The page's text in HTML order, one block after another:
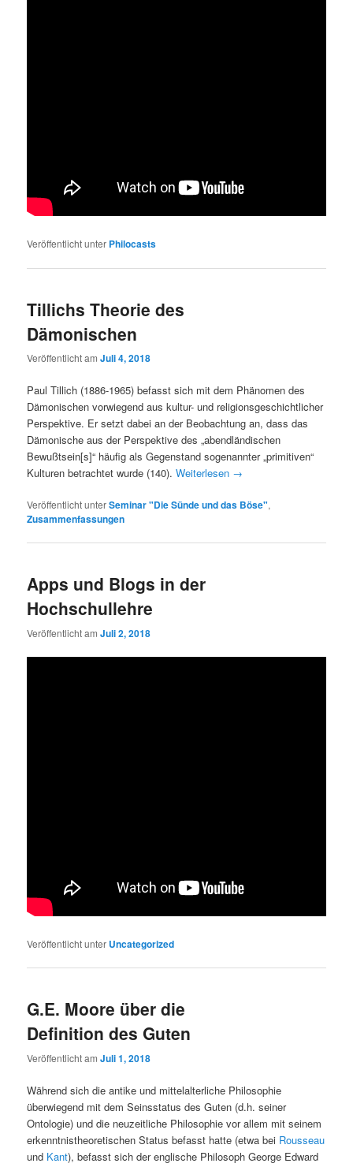
Veröffentlicht unter Philocasts
Tillichs Theorie des
Dämonischen
Veröffentlicht amJuli 4, 2018
Paul Tillich (1886-1965) befasst sich mit dem Phänomen des
Dämonischen vorwiegend aus kultur- und religionsgeschichtlicher
Perspektive. Er setzt dabei an der Beobachtung an, dass das
Dämonische aus der Perspektive des „abendländischen
Bewußtsein[s]“ häufig als Gegenstand sogenannter „primitiven“
Kulturen betrachtet wurde (140).Weiterlesen →
Veröffentlicht unterSeminar "Die Sünde und das Böse",
Zusammenfassungen
Apps und Blogs in der
Hochschullehre
Veröffentlicht amJuli 2, 2018
Veröffentlicht unter Uncategorized
G.E. Moore über die
Definition des Guten
Veröffentlicht amJuli 1, 2018
Während sich die antike und mittelalterliche Philosophie
überwiegend mit dem Seinsstatus des Guten (d.h. seiner
Ontologie) und die neuzeitliche Philosophie vor allem mit seinem
erkenntnistheoretischen Status befasst hatte (etwa bei Rousseau
und Kant), befasst sich der englische Philosoph George Edward